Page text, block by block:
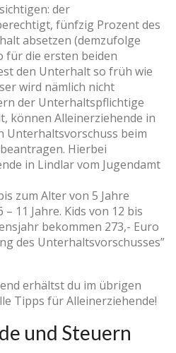
der
fünfzig Prozent des
absetzen (demzufolge
für die ersten beiden
den Unterhalt so früh wie
wird nämlich nicht
der Unterhaltspflichtige
können Alleinerziehende in
Unterhaltsvorschuss beim
Hierbei
in Lindlar vom Jugendamt
zum Alter von 5 Jahre
11 Jahre. Kids von 12 bis
bekommen 273,- Euro
des Unterhaltsvorschusses”
erhältst du im übrigen
Tipps für Alleinerziehende!
und Steuern